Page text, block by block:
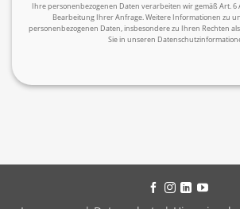
Ihre personenbezogenen Daten verarbeiten wir gemäß Art. 6
Bearbeitung Ihrer Anfrage. Weitere Informationen zu
personenbezogenen Daten, insbesondere zu Ihren Rechten
Sie in unseren